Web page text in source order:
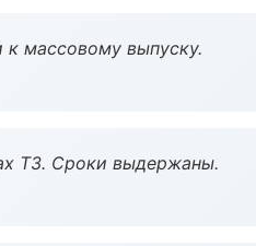
массовому выпуску.
ТЗ. Сроки выдержаны.